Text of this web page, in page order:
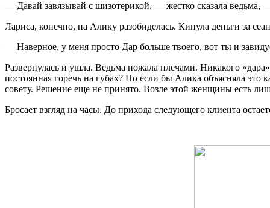
— Давай завязывай с шизотерикой, — жестко сказала ведьма,
Лариса, конечно, на Алику разобиделась. Кинула деньги за
— Наверное, у меня просто Дар больше твоего, вот ты и
Развернулась и ушла. Ведьма пожала плечами. Никакого
постоянная горечь на губах? Но если бы Алика объясняла это
совету. Решение еще не принято. Возле этой женщины есть
Бросает взгляд на часы. До прихода следующего клиента